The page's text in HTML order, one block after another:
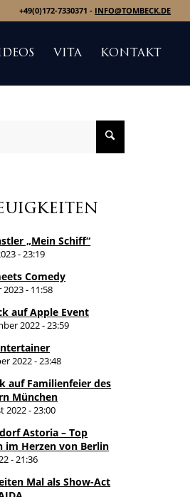
+49(0)172-7330371 - INFO@TOMBECK.DE
VITA KONTAKT
„Mein Schiff“
- 23:19
Comedy
2023 - 11:58
auf Apple Event
2022 - 23:59
2022 - 23:48
auf Familienfeier des
München
2022 - 23:00
Astoria – Top
im Herzen von Berlin
- 21:36
Mal als Show-Act